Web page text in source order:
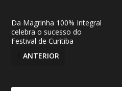
Da Magrinha 100% Integral
celebra o sucesso do
Festival de Curitiba
ANTERIOR